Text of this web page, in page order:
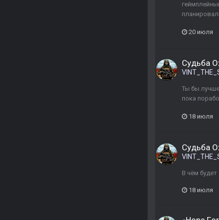
20 июля
Судьба
Ты бы
пока
18 июля
Судьба
В чём будет
18 июля